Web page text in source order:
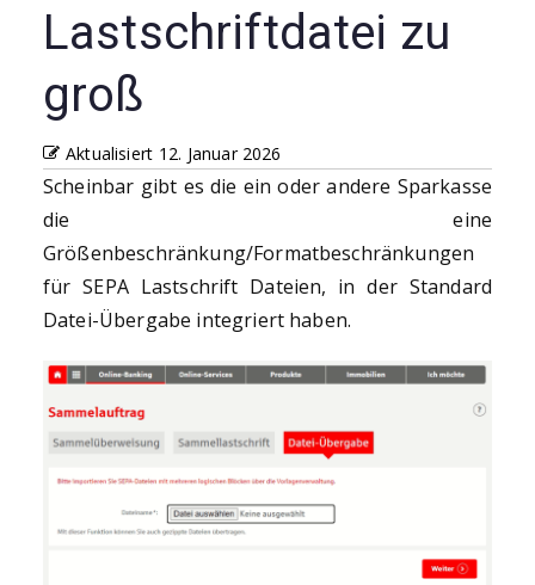
Lastschriftdatei zu
groß
Aktualisiert 12. Januar 2026
Scheinbar gibt es die ein oder andere Sparkasse
die eine
Größenbeschränkung/Formatbeschränkungen
für SEPA Lastschrift Dateien, in der Standard
Datei-Übergabe integriert haben.